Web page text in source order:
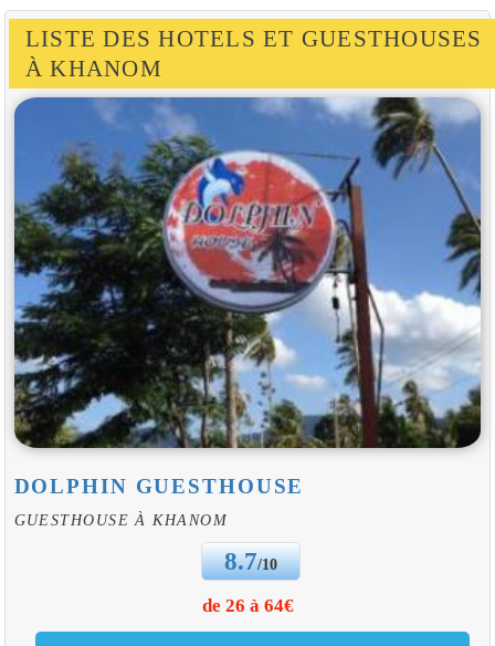
LISTE DES HOTELS ET GUESTHOUSES
À KHANOM
DOLPHIN GUESTHOUSE
GUESTHOUSE À KHANOM
8.7/10
de 26 à 64€